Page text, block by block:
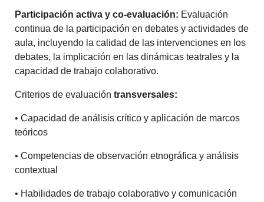
Participación activa y co-evaluación: Evaluación
continua de la participación en debates y actividades de
aula, incluyendo la calidad de las intervenciones en los
debates, la implicación en las dinámicas teatrales y la
capacidad de trabajo colaborativo.
Criterios de evaluación transversales:
• Capacidad de análisis crítico y aplicación de marcos
teóricos
• Competencias de observación etnográfica y análisis
contextual
• Habilidades de trabajo colaborativo y comunicación